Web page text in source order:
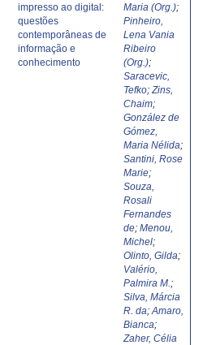
impresso ao digital:
questões
contemporâneas de
informação e
conhecimento
Maria (Org.);
Pinheiro,
Lena Vania
Ribeiro
(Org.);
Saracevic,
Tefko; Zins,
Chaim;
González de
Gómez,
Maria Nélida;
Santini, Rose
Marie;
Souza,
Rosali
Fernandes
de; Menou,
Michel;
Olinto, Gilda;
Valério,
Palmira M. ;
Silva, Márcia
R. da; Amaro,
Bianca;
Zaher, Célia